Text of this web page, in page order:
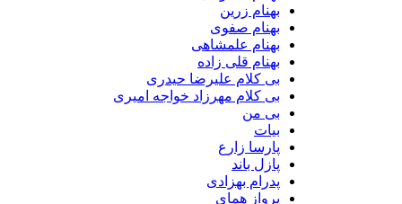
بهنام زرین
بهنام صفوی
بهنام علمشاهی
بهنام قلی زاده
بی کلام علیرضا حیدری
بی کلام مهرزاد خواجه امیری
پارسا زارع
پازل باند
پدرام بهزادی
پرواز همای